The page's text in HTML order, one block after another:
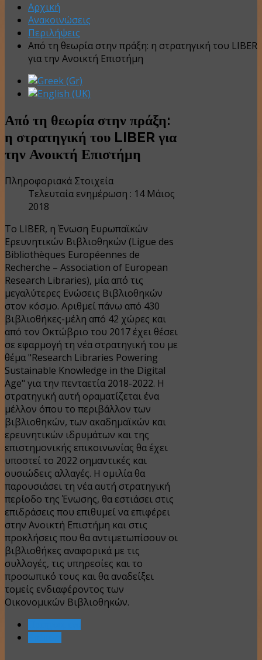
Αρχική
Ανακοινώσεις
Περιλήψεις
Από τη θεωρία στην πράξη: η στρατηγική του LIBER
για την Ανοικτή Επιστήμη
Από τη θεωρία στην πράξη:
η στρατηγική του LIBER για
την Ανοικτή Επιστήμη
Πληροφοριακά Στοιχεία
Τελευταία ενημέρωση : 14 Μάιος
2018
Το LIBER, η Ένωση Ευρωπαϊκών
Ερευνητικών Βιβλιοθηκών (Ligue des
Bibliothèques Européennes de
Recherche – Association of European
Research Libraries), μία από τις
μεγαλύτερες Ενώσεις Βιβλιοθηκών
στον κόσμο. Αριθμεί πάνω από 430
βιβλιοθήκες-μέλη από 42 χώρες και
από τον Οκτώβριο του 2017 έχει θέσει
σε εφαρμογή τη νέα στρατηγική του με
θέμα "Research Libraries Powering
Sustainable Knowledge in the Digital
Age" για την πενταετία 2018-2022. Η
στρατηγική αυτή οραματίζεται ένα
μέλλον όπου το περιβάλλον των
βιβλιοθηκών, των ακαδημαϊκών και
ερευνητικών ιδρυμάτων και της
επιστημονικής επικοινωνίας θα έχει
υποστεί το 2022 σημαντικές και
ουσιώδεις αλλαγές. Η ομιλία θα
παρουσιάσει τη νέα αυτή στρατηγική
περίοδο της Ένωσης, θα εστιάσει στις
επιδράσεις που επιθυμεί να επιφέρει
στην Ανοικτή Επιστήμη και στις
προκλήσεις που θα αντιμετωπίσουν οι
βιβλιοθήκες αναφορικά με τις
συλλογές, τις υπηρεσίες και το
προσωπικό τους και θα αναδείξει
τομείς ενδιαφέροντος των
Οικονομικών Βιβλιοθηκών.